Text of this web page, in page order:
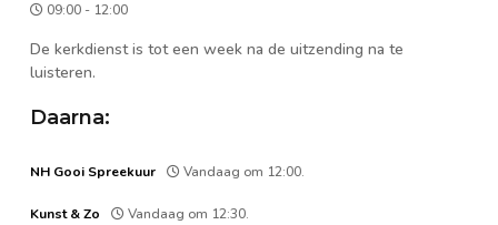
09:00 - 12:00
De kerkdienst is tot een week na de uitzending na te
luisteren.
Daarna:
NH Gooi Spreekuur Vandaag om 12:00.
Kunst & Zo Vandaag om 12:30.